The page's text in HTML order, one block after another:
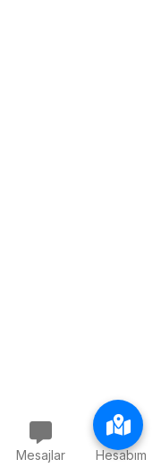
Mesajlar Hesabım